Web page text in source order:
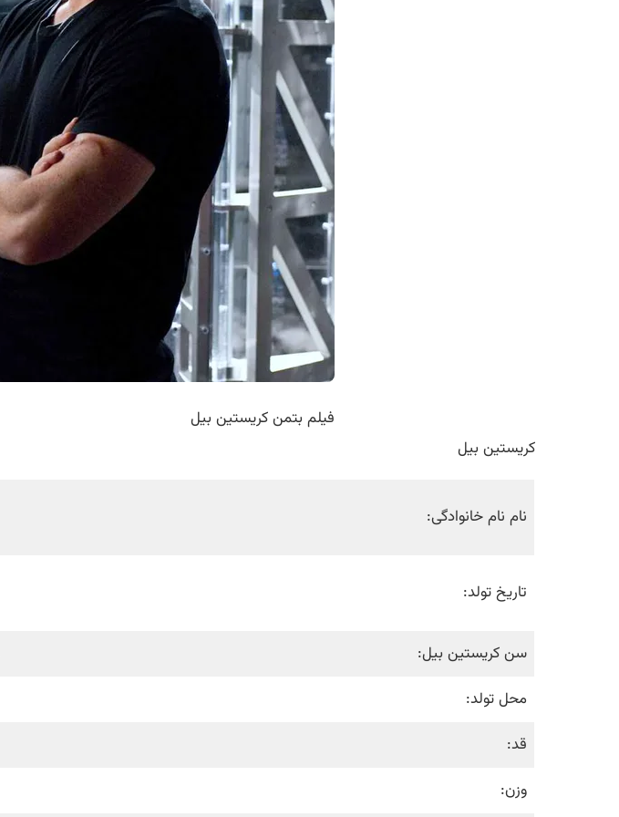
فیلم بتمن کریستین بیل
کریستین بیل
نام نام خانوادگی:
تاریخ تولد:
سن کریستین بیل:
محل تولد:
قد:
وزن: